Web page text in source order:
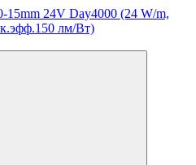
15mm 24V Day4000 (24 W/m,
лм/Вт)